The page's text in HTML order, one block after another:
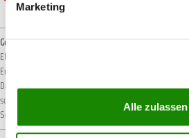
Marketing
Alle zulassen
Gefahrenhinweise
EUH066: Wiederholter Kontakt kann zu spröder oder
Enthält Cobaltcarboxylat kann eine allergische
Dampf entzündbar.H317: Kann allergische
schwere Augenreizung.
H336: Kann Schläfrigkeit und
Schädlich für Wasserorganismen, mit langfristiger